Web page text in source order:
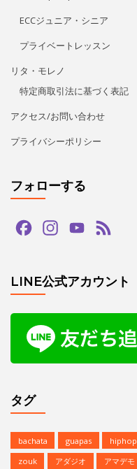
ECCジュニア・シニア
プライベートレッスン
リタ・モレノ
特定商取引法に基づく表記
アクセス/お問い合わせ
プライバシーポリシー
フォローする
FacebookInstagramYouTube
LINE公式アカウント
タグ
bachata guapas hiphop
zouk
アダジオ アマデモ